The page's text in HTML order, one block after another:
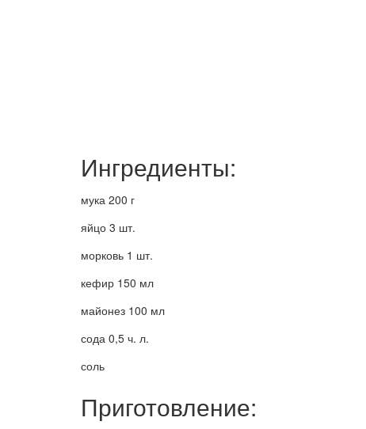
Ингредиенты:
мука 200 г
яйцо 3 шт.
морковь 1 шт.
кефир 150 мл
майонез 100 мл
сода 0,5 ч. л.
соль
Приготовление: